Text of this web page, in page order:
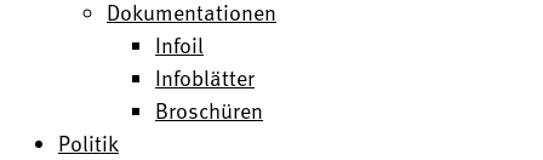
Dokumentationen
Infoil
Infoblätter
Broschüren
Politik